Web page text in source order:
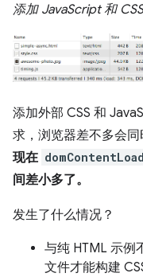
添加 JavaScript 和
添加外部 CSS 和
求，浏览器差不多会同
现在
间差小多了。
发生了什么情况？
与纯 HTML 示例
文件才能构建